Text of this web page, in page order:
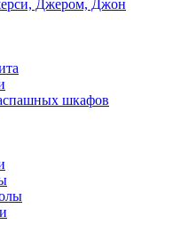
Джером, Джон
шкафов